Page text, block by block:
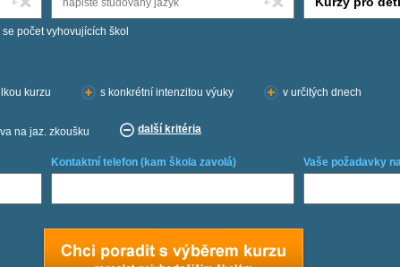
počet vyhovujících škol
kurzu s konkrétní intenzitou výuky v určitých dnech
na jaz. zkoušku další kritéria
Kontaktní telefon (kam škola zavolá) Vaše požadavky